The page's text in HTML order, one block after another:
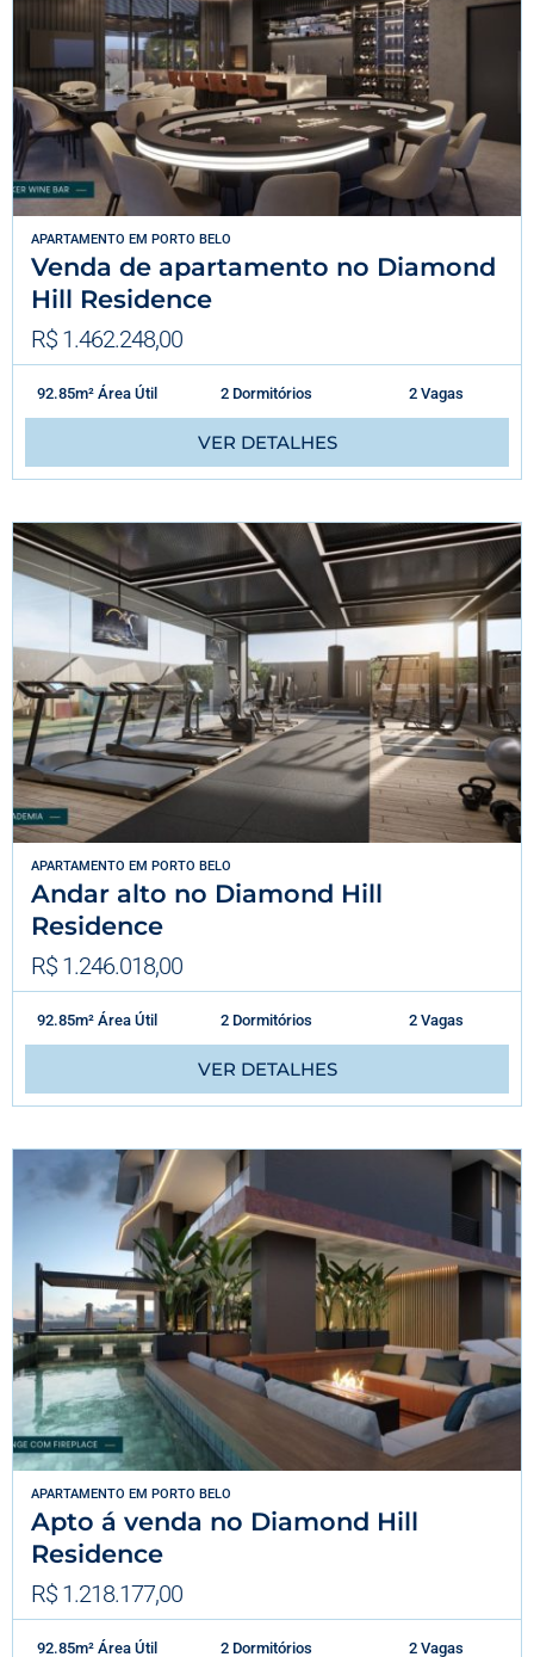
APARTAMENTO EM PORTO BELO
Venda de apartamento no Diamond
Hill Residence
R$ 1.462.248,00
92.85m² Área Útil 2 Dormitórios 2 Vagas
VER DETALHES
APARTAMENTO EM PORTO BELO
Andar alto no Diamond Hill
Residence
R$ 1.246.018,00
92.85m² Área Útil 2 Dormitórios 2 Vagas
VER DETALHES
APARTAMENTO EM PORTO BELO
Apto á venda no Diamond Hill
Residence
R$ 1.218.177,00
92.85m² Área Útil 2 Dormitórios 2 Vagas